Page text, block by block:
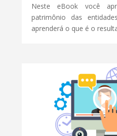
Neste eBook você
patrimônio das
aprenderá o que é o